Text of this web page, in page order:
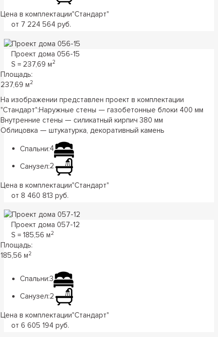
Цена в комплектации"Стандарт"
от 7 224 564 руб.
Проект дома 056-15
S = 2З7,69 м2
Площадь:
2З7,69 м2
На изображении представлен проект в комплектации
"Стандарт":Наружные стены — газобетонные блоки 400 мм
Внутренние стены — силикатный кирпич 380 мм
Облицовка — штукатурка, декоративный камень
Спальни:4
Санузел:2
Цена в комплектации"Стандарт"
от 8 460 813 руб.
Проект дома 057-12
S = 185,56 м2
Площадь:
185,56 м2
Спальни:3
Санузел:2
Цена в комплектации"Стандарт"
от 6 605 194 руб.